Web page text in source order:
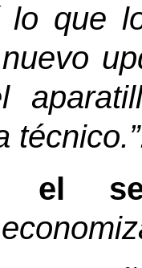
que
técnico.”
el